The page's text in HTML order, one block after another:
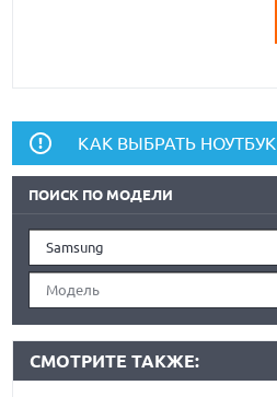
КАК ВЫБРАТЬ НОУТБУК
ПОИСК ПО МОДЕЛИ
Samsung
Модель
СМОТРИТЕ ТАКЖЕ: